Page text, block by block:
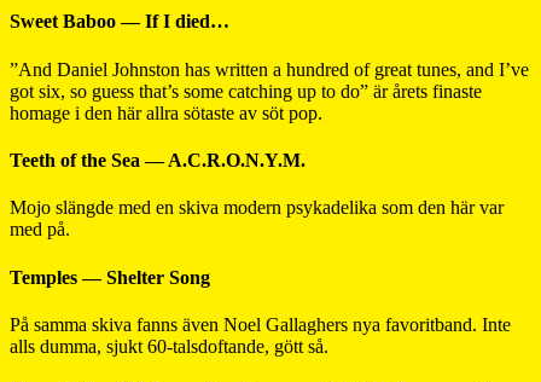
Sweet Baboo — If I died…
”And Daniel Johnston has written a hundred of great tunes, and I’ve
got six, so guess that’s some catching up to do” är årets finaste
homage i den här allra sötaste av söt pop.
Teeth of the Sea — A.C.R.O.N.Y.M.
Mojo slängde med en skiva modern psykadelika som den här var
med på.
Temples — Shelter Song
På samma skiva fanns även Noel Gallaghers nya favoritband. Inte
alls dumma, sjukt 60-talsdoftande, gött så.